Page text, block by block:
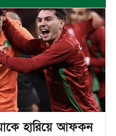
হারিয়ে আফকন